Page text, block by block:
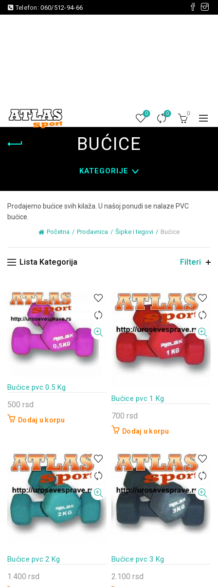
Telefon:060/512-94-66
0 0 0
BUĆICE
KATEGORIJE
Prodajemo bućice svih kilaža. U našoj ponudi se nalaze PVC
bućice.
Početna Prodavnica Šipke i tegovi Bućice
Lista Kategorija Filteri
Bućice pvc 0.5 Kg
500 rsd
Dodaj u korpu
Bućice pvc 1 Kg
700 rsd
Dodaj u korpu
Bućice pvc 2 Kg
1.400 rsd
Bućice pvc 3 Kg
2.100 rsd